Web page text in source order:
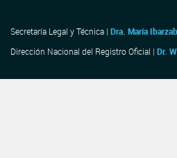
Secretaría Legal y Técnica | Dra. María
Dirección Nacional del Registro Oficial | Dr.